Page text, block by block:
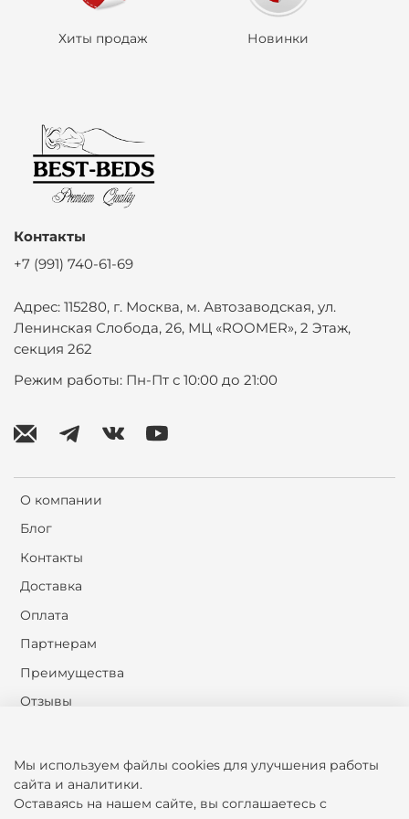
+7 991 740 61 69(whatsapp, viber, telegram).
По форме обратной связи на сайте или на почту best-
Хиты продаж Новинки
О компании
Блог
Контакты
Доставка
Оплата
Партнерам
Преимущества
Отзывы
Оферта и политика конфиденциальности
Пользовательское соглашение
Контакты
+7 (991) 740-61-69
Адрес: 115280, г. Москва, м. Автозаводская, ул.
Ленинская Слобода, 26, МЦ «ROOMER», 2 Этаж,
секция 262
Режим работы: Пн-Пт с 10:00 до 21:00
Мы используем файлы cookies для улучшения работы
сайта и аналитики.
Оставаясь на нашем сайте, вы соглашаетесь с